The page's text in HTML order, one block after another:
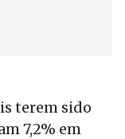
terem sido
7,2% em